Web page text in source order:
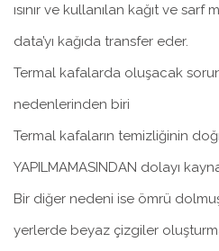
ısınır ve kullanılan kağıt ve
data’yı kağıda transfer eder.
Termal kafalarda oluşacak
nedenlerinden biri
Termal kafaların temizliğinin
YAPILMAMASINDAN dolayı
Bir diğer nedeni ise ömrü
yerlerde beyaz çizgiler